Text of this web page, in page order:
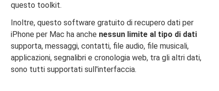
questo toolkit.
Inoltre, questo software gratuito di recupero dati per
iPhone per Mac ha anche nessun limite al tipo di dati
supporta, messaggi, contatti, file audio, file musicali,
applicazioni, segnalibri e cronologia web, tra gli altri dati,
sono tutti supportati sull'interfaccia.